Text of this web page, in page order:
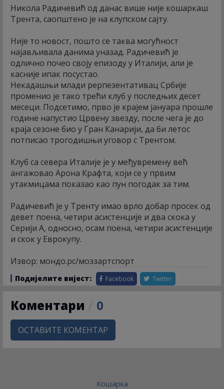
Никола Радичевић од данас више није кошаркаш
Трента, саопштено је на клупском сајту.
Није то новост, пошто се таква могућност
најављивала данима уназад. Радичевић је
одлично почео своју епизоду у Италији, али је
касније ипак посустао.
Некадашњи млади рерпезентативац Србије
променио је тако трећи клуб у последњих десет
месеци. Подсетимо, прво је крајем јануара прошле
године напустио Црвену звезду, после чега је до
краја сезоне био у Гран Канарији, да би летос
потписао трогодишњи уговор с Трентом.
Клуб са севера Италије је у међувремену већ
ангажовао Арона Крафта, који се у првим
утакмицама показао као пун погодак за тим.
Радичевић је у Тренту имао врло добар просек од
девет поена, четири асистенције и два скока у
Серији А, односно, осам поена, четири асистенције
и скок у Еврокупу.
Извор: мондо.рс/моззартспорт
Подијелите вијест: Facebook Twitter
Коментари 0
ОСТАВИТЕ КОМЕНТАР
Кошарка